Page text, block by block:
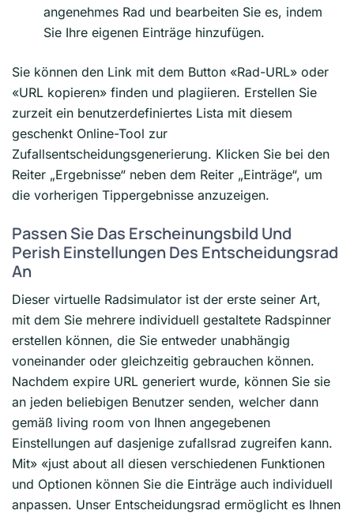
angenehmes Rad und bearbeiten Sie es, indem
Sie Ihre eigenen Einträge hinzufügen.
Sie können den Link mit dem Button «Rad-URL» oder
«URL kopieren» finden und plagiieren. Erstellen Sie
zurzeit ein benutzerdefiniertes Lista mit diesem
geschenkt Online-Tool zur
Zufallsentscheidungsgenerierung. Klicken Sie bei den
Reiter „Ergebnisse“ neben dem Reiter „Einträge“, um
die vorherigen Tippergebnisse anzuzeigen.
Passen Sie Das Erscheinungsbild Und
Perish Einstellungen Des Entscheidungsrad
An
Dieser virtuelle Radsimulator ist der erste seiner Art,
mit dem Sie mehrere individuell gestaltete Radspinner
erstellen können, die Sie entweder unabhängig
voneinander oder gleichzeitig gebrauchen können.
Nachdem expire URL generiert wurde, können Sie sie
an jeden beliebigen Benutzer senden, welcher dann
gemäß living room von Ihnen angegebenen
Einstellungen auf dasjenige zufallsrad zugreifen kann.
Mit» «just about all diesen verschiedenen Funktionen
und Optionen können Sie die Einträge auch individuell
anpassen. Unser Entscheidungsrad ermöglicht es Ihnen